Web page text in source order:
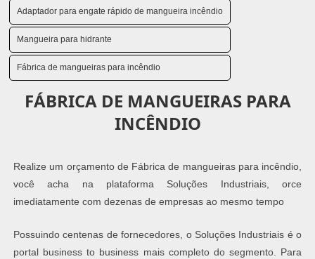
Adaptador para engate rápido de mangueira incêndio
Mangueira para hidrante
Fábrica de mangueiras para incêndio
FÁBRICA DE MANGUEIRAS PARA
INCÊNDIO
Realize um orçamento de Fábrica de mangueiras para incêndio,
você acha na plataforma Soluções Industriais, orce
imediatamente com dezenas de empresas ao mesmo tempo
Possuindo centenas de fornecedores, o Soluções Industriais é o
portal business to business mais completo do segmento. Para